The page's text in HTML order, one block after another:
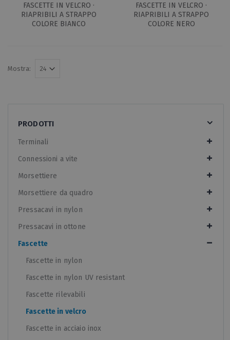
FASCETTE IN VELCRO ·
RIAPRIBILI A STRAPPO
COLORE BIANCO
FASCETTE IN VELCRO ·
RIAPRIBILI A STRAPPO
COLORE NERO
Mostra:
PRODOTTI
Terminali
Connessioni a vite
Morsettiere
Morsettiere da quadro
Pressacavi in nylon
Pressacavi in ottone
Fascette
Fascette in nylon
Fascette in nylon UV resistant
Fascette rilevabili
Fascette in velcro
Fascette in acciaio inox